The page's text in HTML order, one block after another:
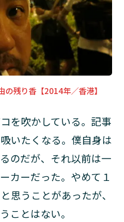
残り香【2014年／香港】
を吹かしている。記事
いたくなる。僕自身は
のだが、それ以前は一
カーだった。やめて１
思うことがあったが、
ことはない。